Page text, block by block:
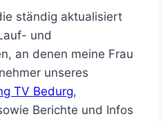
ständig aktualisiert
und
an denen meine Frau
unseres
TV Bedurg,
Berichte und Infos